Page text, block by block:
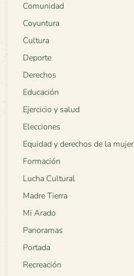
Comunidad
Coyuntura
Cultura
Deporte
Derechos
Educación
Ejercicio y salud
Elecciones
Equidad y derechos de la mujer
Formación
Lucha Cultural
Madre Tierra
Mi Arado
Panoramas
Portada
Recreación